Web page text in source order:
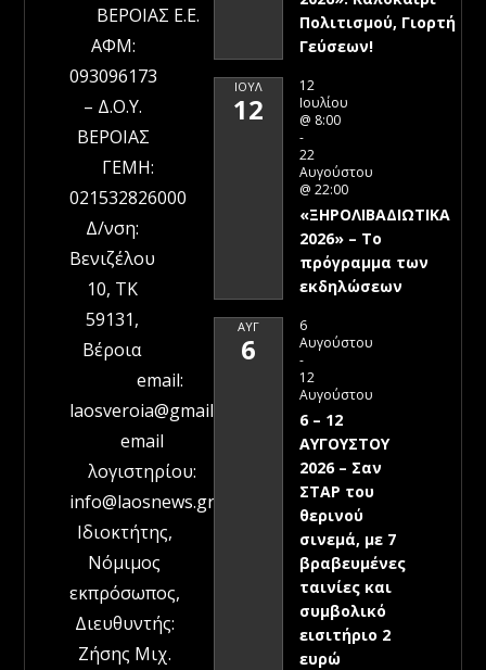
ΒΕΡΟΙΑΣ Ε.Ε.
ΑΦΜ:
093096173
– Δ.Ο.Υ.
ΒΕΡΟΙΑΣ
ΓΕΜΗ:
021532826000
Δ/νση:
Βενιζέλου
10, ΤΚ
59131,
Βέροια
email:
laosveroia@gmail.com
email
λογιστηρίου:
info@laosnews.gr
Ιδιοκτήτης,
Νόμιμος
εκπρόσωπος,
Διευθυντής:
Ζήσης Μιχ.
Πολιτισμού, Γιορτή
Γεύσεων!
ΙΟΎΛ
12
12
Ιουλίου
@ 8:00
-
22
Αυγούστου
@ 22:00
«ΞΗΡΟΛΙΒΑΔΙΩΤΙΚΑ
2026» – To
πρόγραμμα των
εκδηλώσεων
ΑΥΓ
6
6
Αυγούστου
-
12
Αυγούστου
6 – 12
ΑΥΓΟΥΣΤΟΥ
2026 – Σαν
ΣΤΑΡ του
θερινού
σινεμά, με 7
βραβευμένες
ταινίες και
συμβολικό
εισιτήριο 2
ευρώ